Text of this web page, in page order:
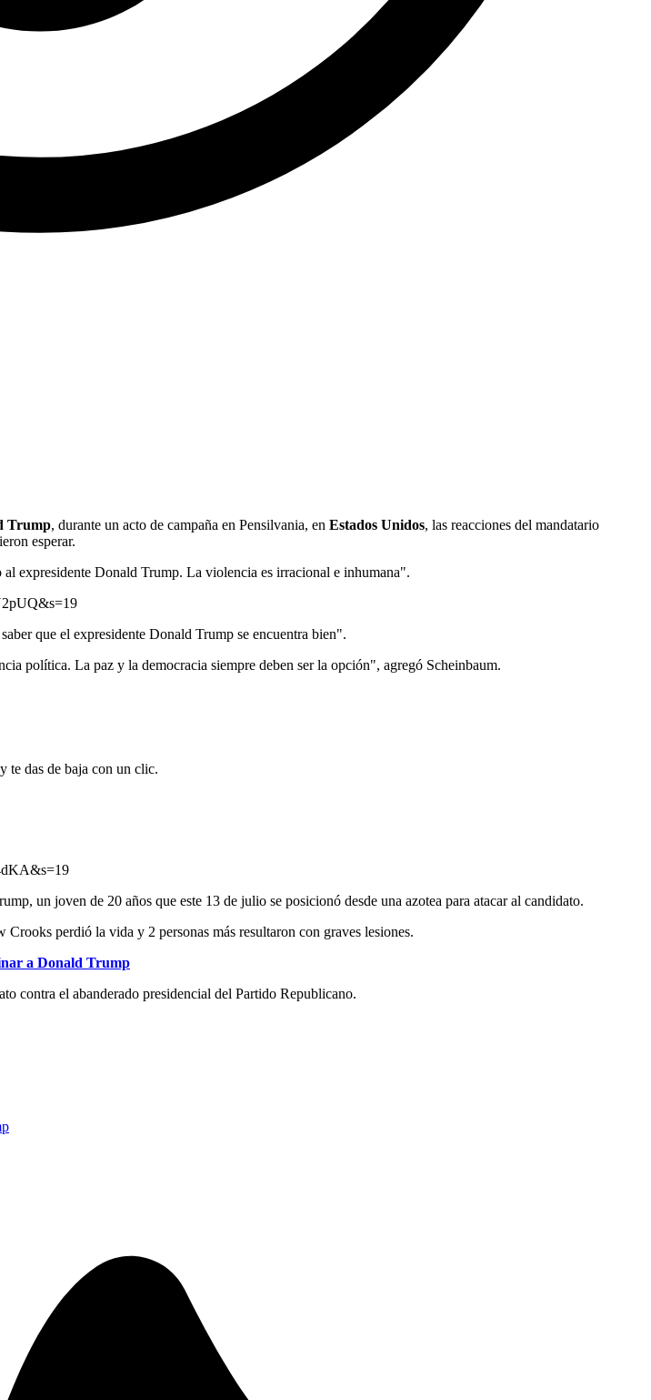
Trump, durante un acto de campaña en Pensilvania, en Estados Unidos, las reacciones del mandatario
esperar.
expresidente Donald Trump. La violencia es irracional e inhumana".
que el expresidente Donald Trump se encuentra bien".
política. La paz y la democracia siempre deben ser la opción", agregó Scheinbaum.
te das de baja con un clic.
un joven de 20 años que este 13 de julio se posicionó desde una azotea para atacar al candidato.
perdió la vida y 2 personas más resultaron con graves lesiones.
a Donald Trump
contra el abanderado presidencial del Partido Republicano.